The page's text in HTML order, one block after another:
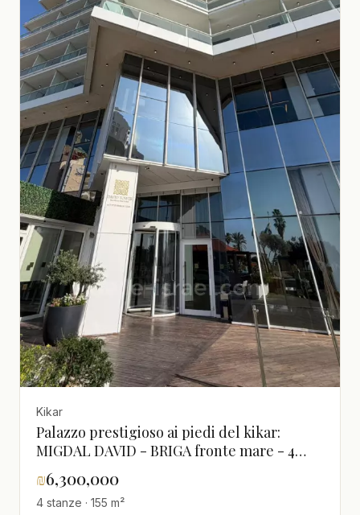
Kikar
Palazzo prestigioso ai piedi del kikar:
MIGDAL DAVID - BRIGA fronte mare - 4
locali 160m² + 24m² terrazza vista mare -
6.300.000 shekel
₪6,300,000
4 stanze · 155 m²